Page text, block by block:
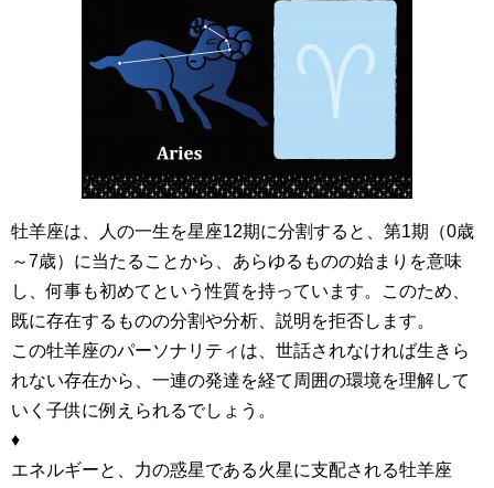
牡羊座は、人の一生を星座12期に分割すると、第1期（0歳
～7歳）に当たることから、あらゆるものの始まりを意味
し、何事も初めてという性質を持っています。このため、
既に存在するものの分割や分析、説明を拒否します。
この牡羊座のパーソナリティは、世話されなければ生きら
れない存在から、一連の発達を経て周囲の環境を理解して
いく子供に例えられるでしょう。
♦
エネルギーと、力の惑星である火星に支配される牡羊座